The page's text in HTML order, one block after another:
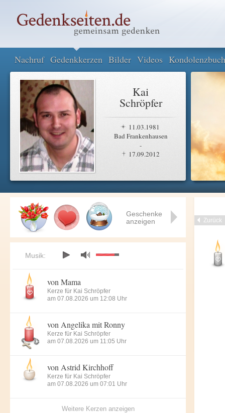
Nachruf Gedenkkerzen Bilder Videos Kondolenzbuch
Kai
Schröpfer
11.03.1981
Bad Frankenhausen
-
17.09.2012
Zurück
Geschenke
anzeigen
Musik:
von Mama
Kerze für Kai Schröpfer
am 07.08.2026 um 12:08 Uhr
von Angelika mit Ronny
Kerze für Kai Schröpfer
am 07.08.2026 um 11:05 Uhr
von Astrid Kirchhoff
Kerze für Kai Schröpfer
am 07.08.2026 um 07:01 Uhr
Weitere Kerzen anzeigen